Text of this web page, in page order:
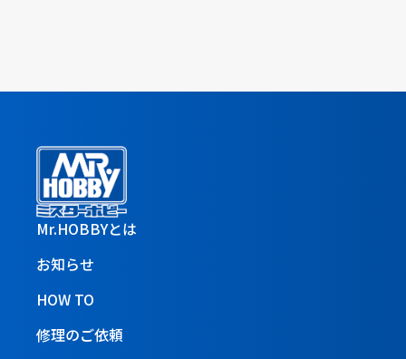
Mr.HOBBYとは
お知らせ
HOW TO
修理のご依頼